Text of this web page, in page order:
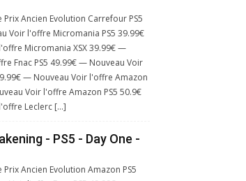
Prix Ancien Evolution Carrefour PS5
Voir l'offre Micromania PS5 39.99€
Micromania XSX 39.99€ —
Fnac PS5 49.99€ — Nouveau Voir
— Nouveau Voir l'offre Amazon
Voir l'offre Amazon PS5 50.9€
Leclerc […]
- PS5 - Day One -
Prix Ancien Evolution Amazon PS5